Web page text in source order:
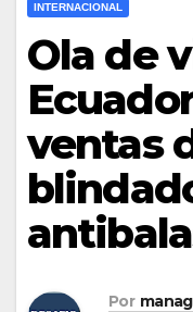
INTERNACIONAL
Ola de
ventas
Por